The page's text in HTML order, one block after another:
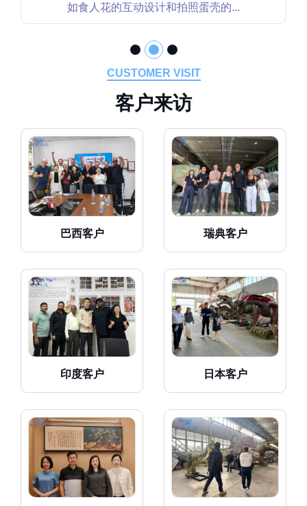
如食人花的互动设计和拍照蛋壳的...
CUSTOMER VISIT
客户来访
巴西客户 瑞典客户
印度客户 日本客户